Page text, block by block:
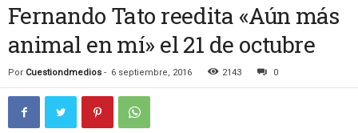
Fernando Tato reedita «Aún más
animal en mí» el 21 de octubre
Por Cuestiondmedios - 6 septiembre, 2016 2143 0